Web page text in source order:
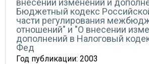
Бюджетный кодекс
части регулирования
отношений" и "О внесении
дополнений в Налоговый
Фед
Год публикации: 2003